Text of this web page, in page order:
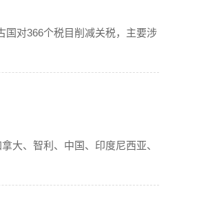
国对366个税目削减关税，主要涉
大、智利、中国、印度尼西亚、